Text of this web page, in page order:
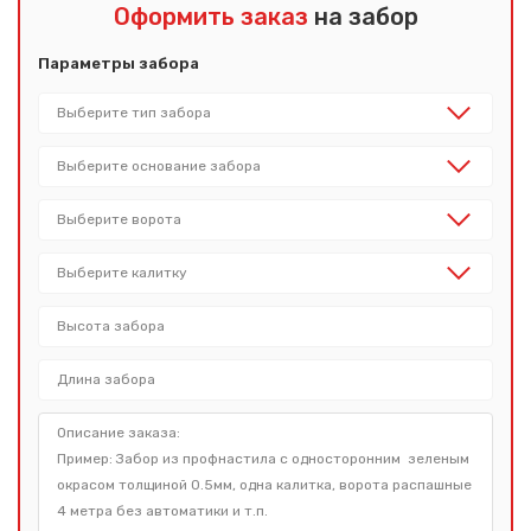
Оформить заказ на забор
Параметры забора